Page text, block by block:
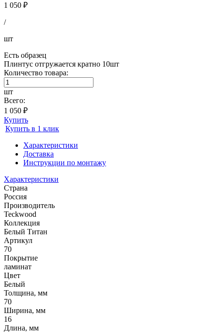
1 050 ₽
/
шт
Есть образец
Плинтус отгружается кратно 10шт
Количество товара:
шт
Всего:
1 050 ₽
Купить
Купить в 1 клик
Характеристики
Доставка
Инструкции по монтажу
Характеристики
Страна
Россия
Производитель
Teckwood
Коллекция
Белый Титан
Артикул
70
Покрытие
ламинат
Цвет
Белый
Толщина, мм
70
Ширина, мм
16
Длина, мм